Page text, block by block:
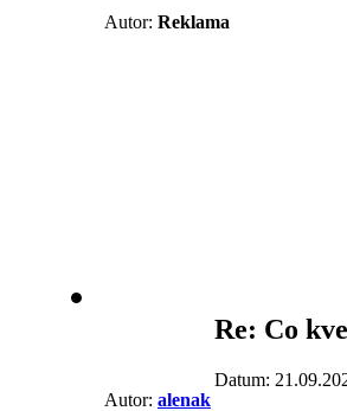
Autor: Reklama
Autor: alenak
Re: Co
Datum: